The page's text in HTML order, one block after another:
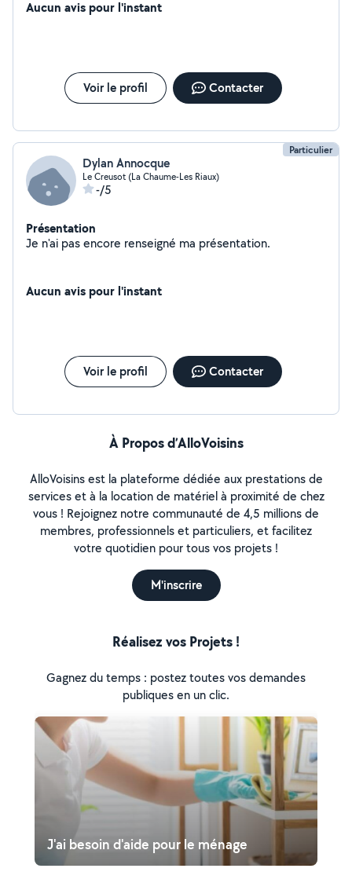
d'informations. Merci
Aucun avis pour l'instant
Voir le profil Contacter
Particulier
Dylan Annocque
Le Creusot (La Chaume-Les Riaux)
-/5
Présentation
Je n'ai pas encore renseigné ma présentation.
Aucun avis pour l'instant
Voir le profil Contacter
À Propos d’AlloVoisins
AlloVoisins est la plateforme dédiée aux prestations de
services et à la location de matériel à proximité de chez
vous ! Rejoignez notre communauté de 4,5 millions de
membres, professionnels et particuliers, et facilitez
votre quotidien pour tous vos projets !
M'inscrire
Réalisez vos Projets !
Gagnez du temps : postez toutes vos demandes
publiques en un clic.
J'ai besoin d'aide pour le ménage